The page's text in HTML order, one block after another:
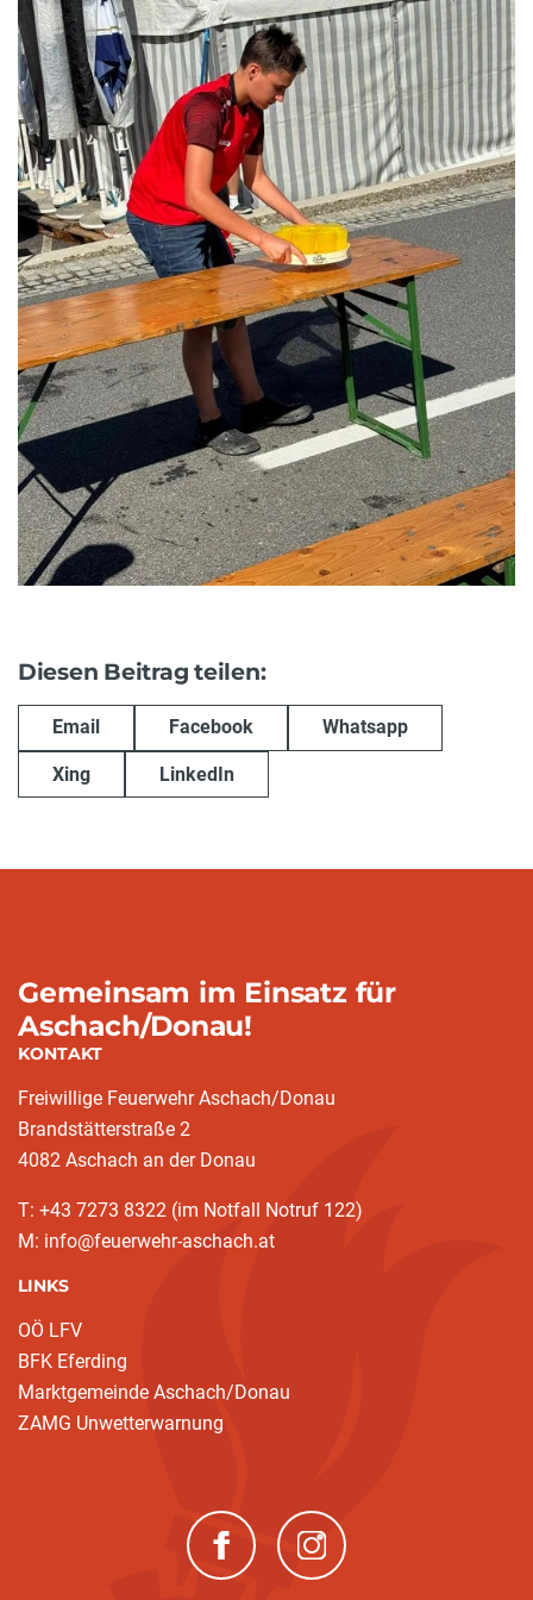
Diesen Beitrag teilen:
Email Facebook Whatsapp
Xing LinkedIn
Gemeinsam im Einsatz für
Aschach/Donau!
KONTAKT
Freiwillige Feuerwehr Aschach/Donau
Brandstätterstraße 2
4082 Aschach an der Donau
T: +43 7273 8322 (im Notfall Notruf 122)
M: info@feuerwehr-aschach.at
LINKS
OÖ LFV
BFK Eferding
Marktgemeinde Aschach/Donau
ZAMG Unwetterwarnung
(neues Fenster)(neues Fenster)